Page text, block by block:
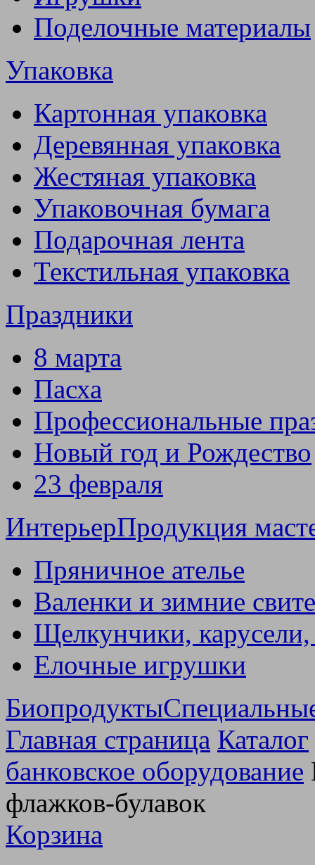
Поделочные материалы
Упаковка
Картонная упаковка
Деревянная упаковка
Жестяная упаковка
Упаковочная бумага
Подарочная лента
Текстильная упаковка
Праздники
8 марта
Пасха
Профессиональные
Новый год и Рождество
23 февраля
ИнтерьерПродукция
Пряничное ателье
Валенки и зимние
Щелкунчики, карусели,
Елочные игрушки
Биопродукты
Главная страница Каталог
банковское оборудование
флажков-булавок
Корзина